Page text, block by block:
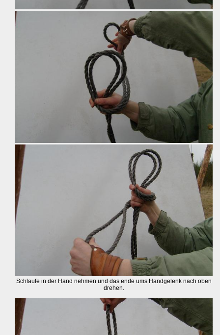
Schlaufe in der Hand nehmen und das ende ums Handgelenk nach oben
drehen.